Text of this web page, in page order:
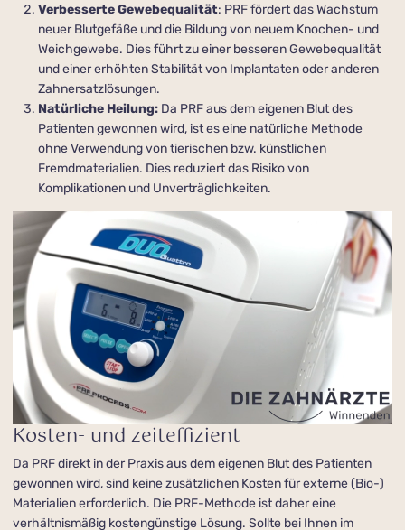
Verbesserte Gewebe­qualität: PRF fördert das Wachstum
neuer Blutgefäße und die Bildung von neuem Knochen- und
Weichgewebe. Dies führt zu einer besseren Gewebequalität
und einer erhöhten Stabilität von Implantaten oder anderen
Zahnersatzlösungen.
Natürliche Heilung: Da PRF aus dem eigenen Blut des
Patienten gewonnen wird, ist es eine natürliche Methode
ohne Verwendung von tierischen bzw. künstlichen
Fremdmaterialien. Dies reduziert das Risiko von
Komplikationen und Unverträglichkeiten.
Kosten- und zeiteffizient
Da PRF direkt in der Praxis aus dem eigenen Blut des Patienten
gewonnen wird, sind keine zusätzlichen Kosten für externe (Bio-)
Materialien erforderlich. Die PRF-Methode ist daher eine
verhältnis­mäßig kostengünstige Lösung. Sollte bei Ihnen im